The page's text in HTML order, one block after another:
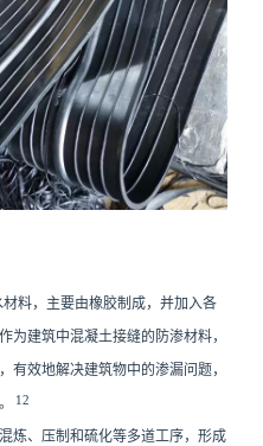
料，主要由橡胶制成，并加入各
为建筑中混凝土接缝的防渗材料，
有效地解决建筑物中的渗漏问题，
12
炼、压制和硫化等多道工序，形成